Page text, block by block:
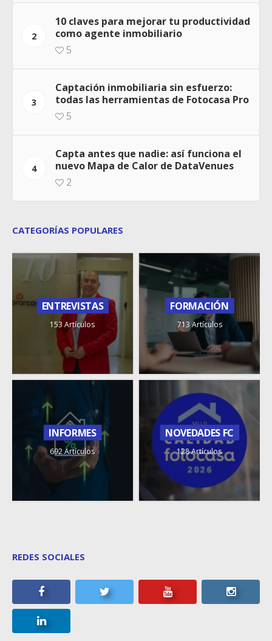
2
10 claves para mejorar tu productividad
como agente inmobiliario
5
3
Captación inmobiliaria sin esfuerzo:
todas las herramientas de Fotocasa Pro
5
4
Capta antes que nadie: así funciona el
nuevo Mapa de Calor de DataVenues
2
CATEGORÍAS POPULARES
ENTREVISTAS
153 Artículos
FORMACIÓN
713 Artículos
INFORMES
692 Artículos
NOVEDADES FC
128 Artículos
REDES SOCIALES